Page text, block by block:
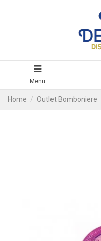
Menu
Home Outlet Bomboniere